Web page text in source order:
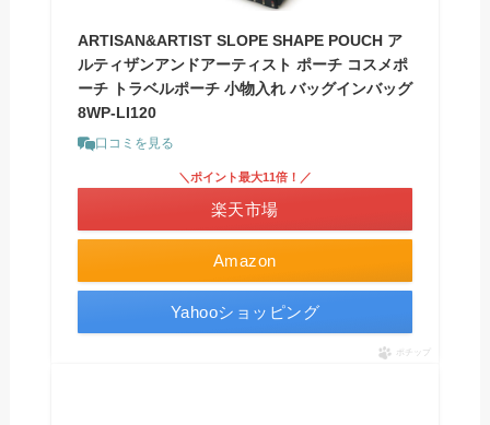
ARTISAN&ARTIST SLOPE SHAPE POUCH ア
ルティザンアンドアーティスト ポーチ コスメポ
ーチ トラベルポーチ 小物入れ バッグインバッグ
8WP-LI120
口コミを見る
Amazon
＼ポイント最大11倍！／
楽天市場
Yahooショッピング
ポチップ